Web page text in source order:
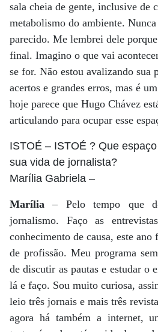
sala cheia de gente, inclusive de
metabolismo do ambiente.
parecido. Me lembrei dele
final. Imagino o que vai
se for. Não estou avalizando sua
acertos e grandes erros, mas é
hoje parece que Hugo Chávez
articulando para ocupar esse
ISTOÉ – ISTOÉ ? Que
sua vida de jornalista?
Marília Gabriela –
Marília – Pelo tempo que
jornalismo. Faço as
conhecimento de causa, este ano
de profissão. Meu programa
de discutir as pautas e estudar o
lá e faço. Sou muito curiosa,
leio três jornais e mais três
agora há também a internet,